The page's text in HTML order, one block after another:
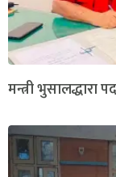
मन्त्री भुसालद्धारा